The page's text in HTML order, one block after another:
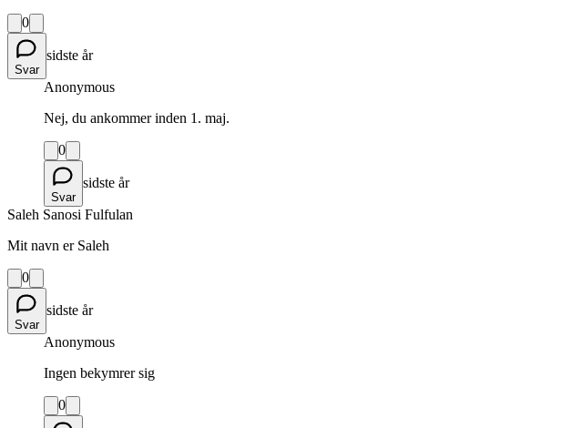
0
Svar
sidste år
Anonymous
Nej, du ankommer inden 1. maj.
0
Svar
sidste år
Saleh Sanosi Fulfulan
Mit navn er Saleh
0
Svar
sidste år
Anonymous
Ingen bekymrer sig
0